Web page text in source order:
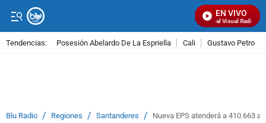
EN VIVO
Señal Visual Radio
Tendencias: Posesión Abelardo De La Espriella Cali Gustavo Petro
Blu Radio / Regiones / Santanderes / Nueva EPS atenderá a 410.663